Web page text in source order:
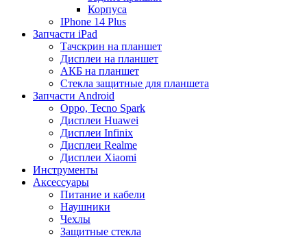
Корпуса
IPhone 14 Plus
Запчасти iPad
Тачскрин на планшет
Дисплеи на планшет
АКБ на планшет
Стекла защитные для планшета
Запчасти Android
Oppo, Tecno Spark
Дисплеи Huawei
Дисплеи Infinix
Дисплеи Realme
Дисплеи Xiaomi
Инструменты
Аксессуары
Питание и кабели
Наушники
Чехлы
Защитные стекла